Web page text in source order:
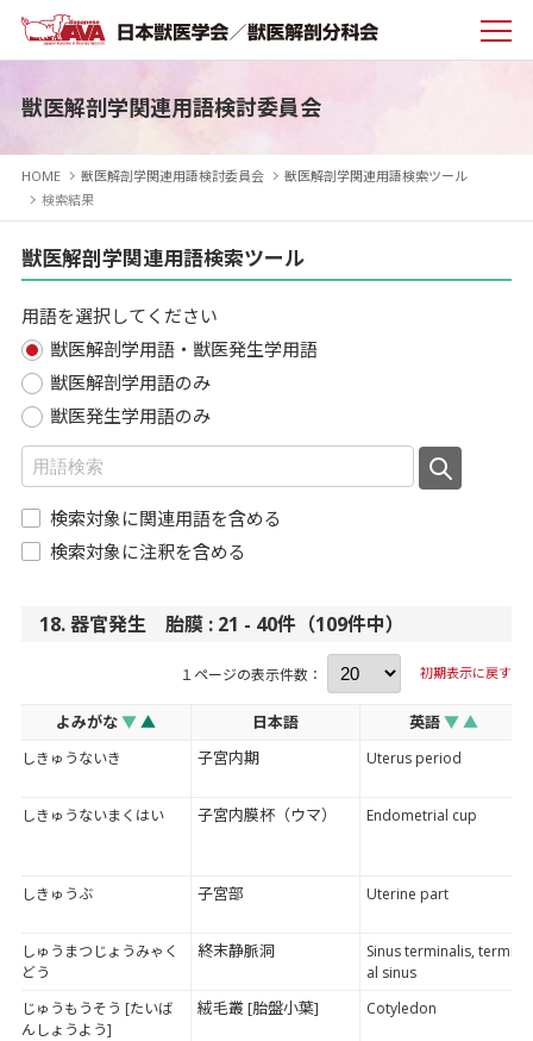
獣医解剖学関連用語検討委員会
HOME 獣医解剖学関連用語検討委員会
獣医解剖学関連用語検索ツール
検索結果
獣医解剖学関連用語検索ツール
用語を選択してください
獣医解剖学用語・獣医発生学用語
獣医解剖学用語のみ
獣医発生学用語のみ
検索対象に関連用語を含める
検索対象に注釈を含める
18. 器官発生 胎膜 : 21 - 40件（109件中）
１ページの表示件数： 初期表示に戻す
よみがな▼ ▲ 日本語 英語▼ ▲
しきゅうないき 子宮内期 Uterus period
しきゅうないまくはい 子宮内膜杯（ウマ） Endometrial cup
しきゅうぶ 子宮部 Uterine part
しゅうまつじょうみゃく
どう
終末静脈洞
Sinus terminalis, termin
al sinus
じゅうもうそう [たいば
んしょうよう]
絨毛叢 [胎盤小葉] Cotyledon